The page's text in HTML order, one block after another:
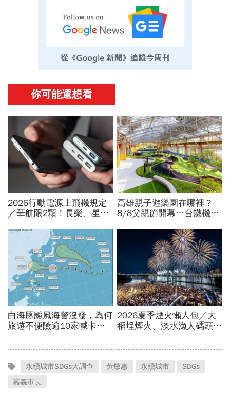
永續城市SDGs大調查 黃敏惠 永續城市
SDGs
嘉義市長